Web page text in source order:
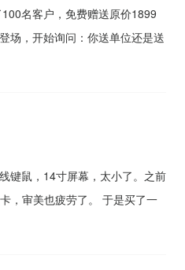
名客户，免费赠送原价1899
场，开始询问：你送单位还是送
键鼠，14寸屏幕，太小了。之前
，审美也疲劳了。 于是买了一